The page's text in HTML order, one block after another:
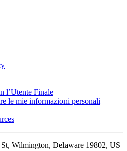
l’Utente Finale
le mie informazioni personali
Wilmington, Delaware 19802, US